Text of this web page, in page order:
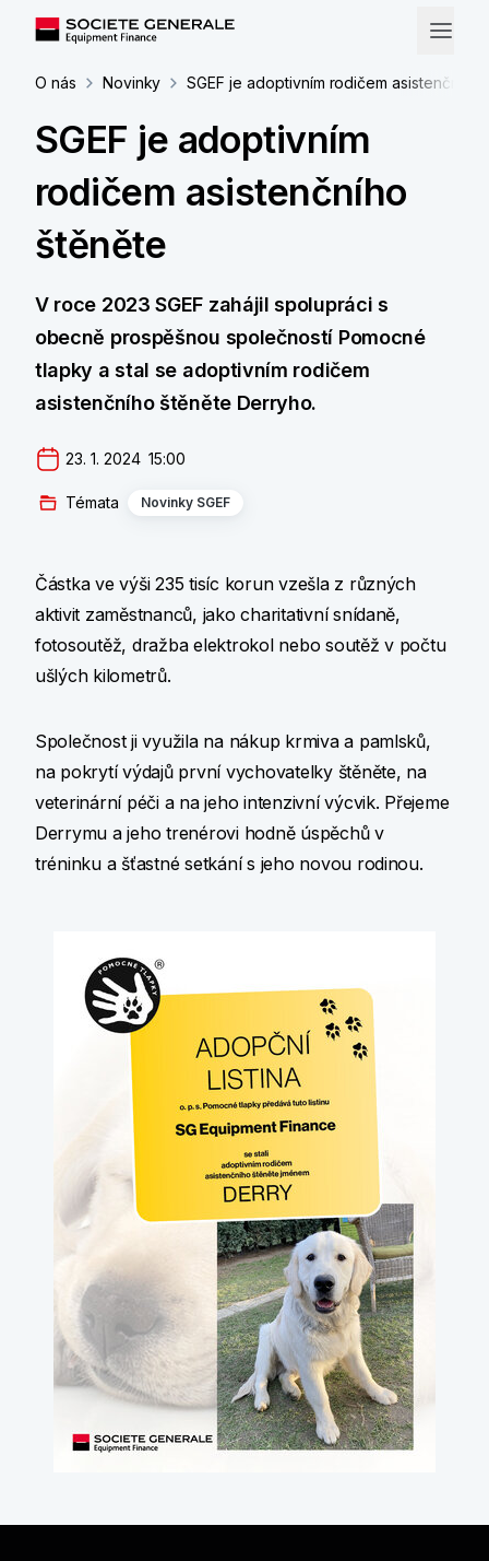
O nás Novinky SGEF je adoptivním rodičem asistenčního
SGEF je adoptivním
rodičem asistenčního
štěněte
V roce 2023 SGEF zahájil spolupráci s
obecně prospěšnou společností Pomocné
tlapky a stal se adoptivním rodičem
asistenčního štěněte Derryho.
23. 1. 2024  15:00
Témata Novinky SGEF
Částka ve výši 235 tisíc korun vzešla z různých
aktivit zaměstnanců, jako charitativní snídaně,
fotosoutěž, dražba elektrokol nebo soutěž v počtu
ušlých kilometrů.
Společnost ji využila na nákup krmiva a pamlsků,
na pokrytí výdajů první vychovatelky štěněte, na
veterinární péči a na jeho intenzivní výcvik. Přejeme
Derrymu a jeho trenérovi hodně úspěchů v
tréninku a šťastné setkání s jeho novou rodinou.